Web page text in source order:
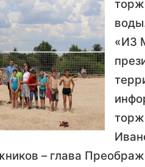
«ИЗ
– глава